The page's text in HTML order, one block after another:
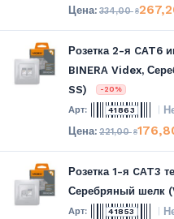
334,00₴
Розетка 2-я CAT6
BINERA Videx,
SS)
-20%
41863
221,00₴
Розетка 1-я CAT3
Серебряный шелк
41853